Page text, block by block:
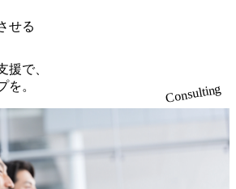
ンバー、多様なプロジェクトによる
略コンサルティングファームや総合
ァームをはじめ、メーカー、ITベン
関など多彩な出自で構成されてお
がらプロジェクトワークが可能 総合
ームの名の通り、全方位のクライア
ロジェクトが存在しており、手を上
マのチャレンジ機会を提供している
ため、全体の離職率10％以下、未経
質問頂く際のみ、顔出ししていた
ル制</u>を取っており、業界の枠に縛
を割かれることなくデリバリーに注
度を非常に重視しており、意にそぐ
アサインされてしまった場合、半強
トに異動することが可能。その結
度</u>(他社平均は2～30%程度) 残業
程度。</u>バリューが出ていないから
といったことはしない DE&Iにおいて
齢者/障碍者などさまざまなバックグ
せる
援で、
を。
Consulting